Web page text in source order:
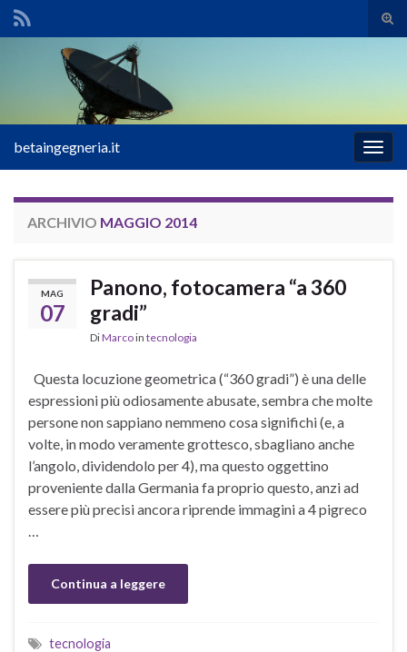
il
Search for:
la
betaingegneria.it
ARCHIVIO MAGGIO 2014
MAG
07
Panono, fotocamera “a 360
gradi”
DiMarcoin tecnologia
Questa locuzione geometrica (“360 gradi”) è una delle
espressioni più odiosamente abusate, sembra che molte
persone non sappiano nemmeno cosa significhi (e, a
volte, in modo veramente grottesco, sbagliano anche
l’angolo, dividendolo per 4), ma questo oggettino
proveniente dalla Germania fa proprio questo, anzi ad
essere più precisi ancora riprende immagini a 4 pigreco
Continua a leggere
tecnologia